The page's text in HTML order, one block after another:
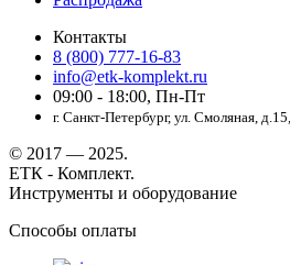
Контакты
8 (800) 777-16-83
info@etk-komplekt.ru
09:00 - 18:00, Пн-Пт
г. Санкт-Петербург, ул. Смоляная,
© 2017 — 2025.
ЕТК - Комплект.
Инструменты и оборудование
Способы оплаты